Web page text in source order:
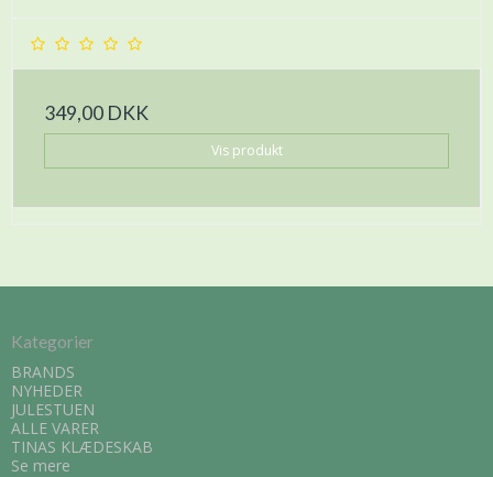
349,00 DKK
Vis produkt
Kategorier
BRANDS
NYHEDER
JULESTUEN
ALLE VARER
TINAS KLÆDESKAB
Se mere